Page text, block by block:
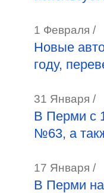
1 Февраля /
Новые
году,
31 Января /
В Перми с
№63, а
17 Января /
В Перми